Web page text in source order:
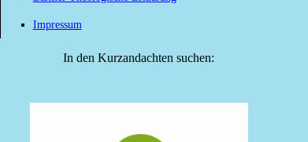
Impressum
In den Kurzandachten suchen: